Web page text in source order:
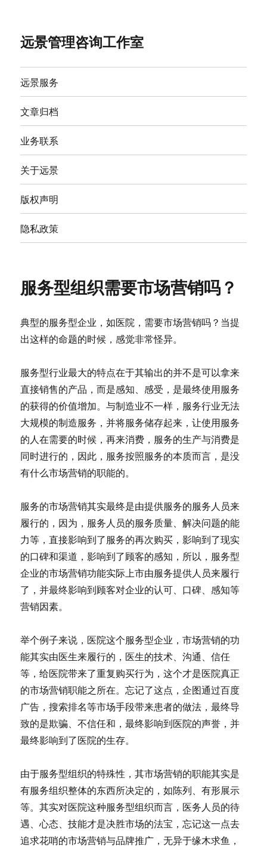
远景管理咨询工作室
远景服务
文章归档
业务联系
关于远景
版权声明
隐私政策
服务型组织需要市场营销吗？
典型的服务型企业，如医院，需要市场营销吗？当提
出这样的命题的时候，感觉非常怪异。
服务型行业最大的特点在于其输出的并不是可以拿来
直接销售的产品，而是感知、感受，是最终使用服务
的获得的价值增加。与制造业不一样，服务行业无法
大规模的制造服务，并将服务储存起来，让使用服务
的人在需要的时候，再来消费，服务的生产与消费是
同时进行的，因此，服务按照服务的本质而言，是没
有什么市场营销的职能的。
服务的市场营销其实最终是由提供服务的服务人员来
履行的，因为，服务人员的服务质量、解决问题的能
力等，直接影响到了服务的再次购买，影响到了现实
的口碑和渠道，影响到了顾客的感知，所以，服务型
企业的市场营销功能实际上市由服务提供人员来履行
了，并最终影响到顾客对企业的认可、口碑、感知等
营销因素。
举个例子来说，医院这个服务型企业，市场营销的功
能其实由医生来履行的，医生的技术、沟通、信任
等，给医院带来了重复购买行为，这个才是医院真正
的市场营销职能之所在。忘记了这点，企图通过百度
广告，搜索排名等市场手段带来患者的做法，最终导
致的是欺骗、不信任和，最终影响到医院的声誉，并
最终影响到了医院的生存。
由于服务型组织的特殊性，其市场营销的职能其实是
有服务组织整体的东西所决定的，如陈列、有形展示
等。其实对医院这种服务型组织而言，医务人员的待
遇、心态、技能才是决胜市场的法宝，忘记这一点去
追求花哨的市场营销与品牌推广，无异于缘木求鱼，